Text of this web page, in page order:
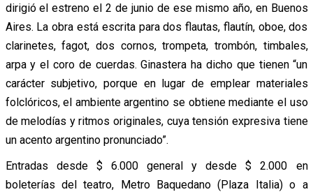
dirigió el estreno el 2 de junio de ese mismo año, en Buenos
Aires. La obra está escrita para dos flautas, flautín, oboe, dos
clarinetes, fagot, dos cornos, trompeta, trombón, timbales,
arpa y el coro de cuerdas. Ginastera ha dicho que tienen “un
carácter subjetivo, porque en lugar de emplear materiales
folclóricos, el ambiente argentino se obtiene mediante el uso
de melodías y ritmos originales, cuya tensión expresiva tiene
un acento argentino pronunciado”.
Entradas desde $ 6.000 general y desde $ 2.000 en
boleterías del teatro, Metro Baquedano (Plaza Italia) o a